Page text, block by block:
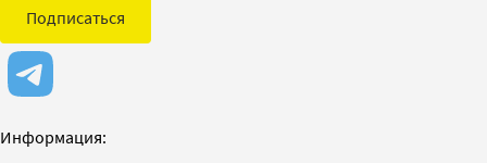
Подписаться
Информация: